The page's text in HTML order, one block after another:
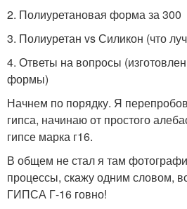
2. Полиуретановая форма за 300
3. Полиуретан vs Силикон (что
4. Ответы на вопросы
формы)
Начнем по порядку. Я
гипса, начинаю от простого
гипсе марка г16.
В общем не стал я там
процессы, скажу одним словом,
ГИПСА Г-16 говно!